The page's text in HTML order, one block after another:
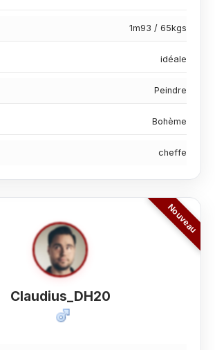
1m93 / 65kgs
idéale
Peindre
Bohème
cheffe
Claudius_DH20